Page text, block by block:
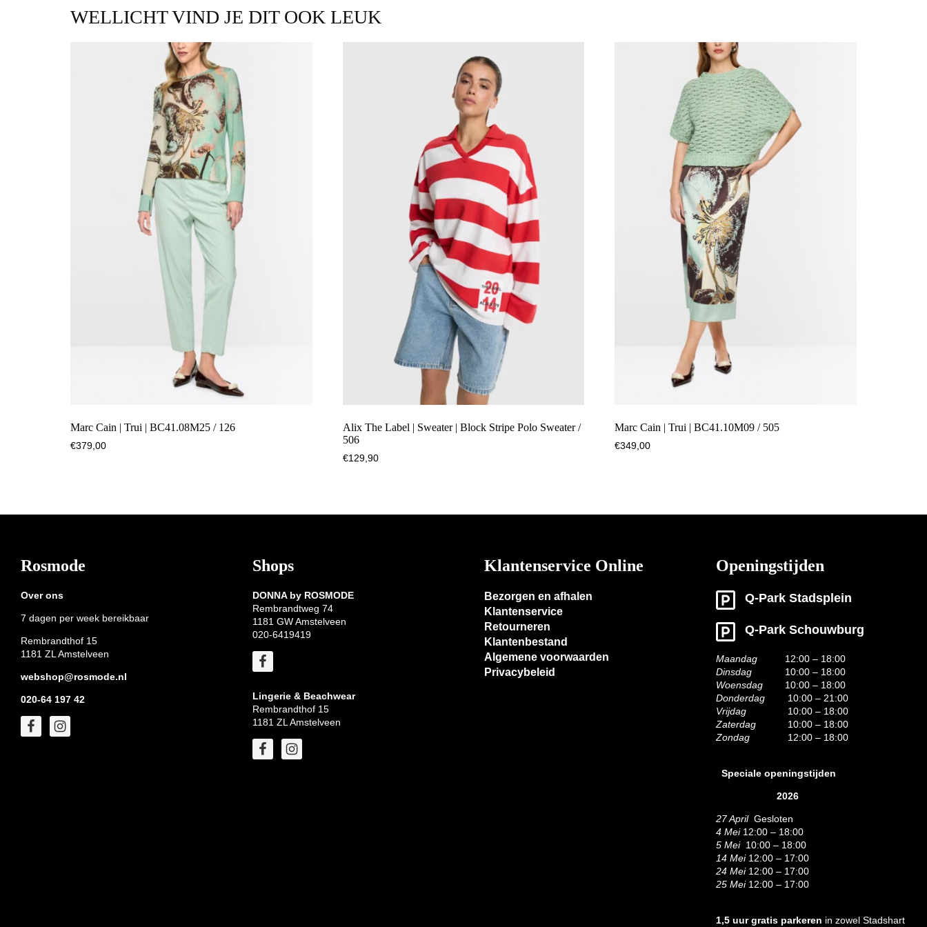
WELLICHT VIND JE DIT OOK LEUK
Marc Cain | Trui | BC41.08M25 / 126
€379,00
Alix The Label | Sweater | Block Stripe Polo Sweater /
506
€129,90
Marc Cain | Trui | BC41.10M09 / 505
€349,00
Footer
Rosmode
Over ons
7 dagen per week bereikbaar
Rembrandthof 15
1181 ZL Amstelveen
webshop@rosmode.nl
020-64 197 42
Shops
DONNA by ROSMODE
Rembrandtweg 74
1181 GW Amstelveen
020-6419419
Lingerie & Beachwear
Rembrandthof 15
1181 ZL Amstelveen
Klantenservice Online
Bezorgen en afhalen
Klantenservice
Retourneren
Klantenbestand
Algemene voorwaarden
Privacybeleid
Openingstijden
Q-Park Stadsplein
Q-Park Schouwburg
Maandag
12:00 – 18:00
Dinsdag
10:00 – 18:00
Woensdag
10:00 – 18:00
Donderdag
10:00 – 21:00
Vrijdag
10:00 – 18:00
Zaterdag
10:00 – 18:00
Zondag
12:00 – 18:00
Speciale openingstijden
2026
27 AprilGesloten
4 Mei12:00 – 18:00
5 Mei10:00 – 18:00
14 Mei12:00 – 17:00
24 Mei12:00 – 17:00
25 Mei 12:00 – 17:00
1,5 uur gratis parkeren in zowel Stadshart